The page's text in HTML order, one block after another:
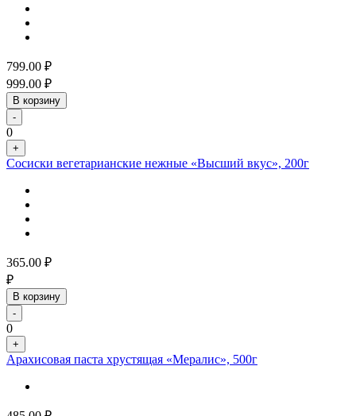
799.00 ₽
999.00 ₽
В корзину
-
0
+
Сосиски вегетарианские нежные «Высший вкус», 200г
365.00 ₽
₽
В корзину
-
0
+
Арахисовая паста хрустящая «Мералис», 500г